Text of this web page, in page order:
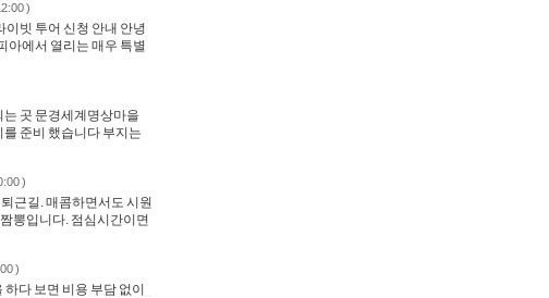
)
빗 투어 신청 안내 안녕
아에서 열리는 매우 특별
곳 문경세계명상마을
준비 했습니다 부지는
)
근길. 매콤하면서도 시원
뽕입니다. 점심시간이면
)
다 보면 비용 부담 없이